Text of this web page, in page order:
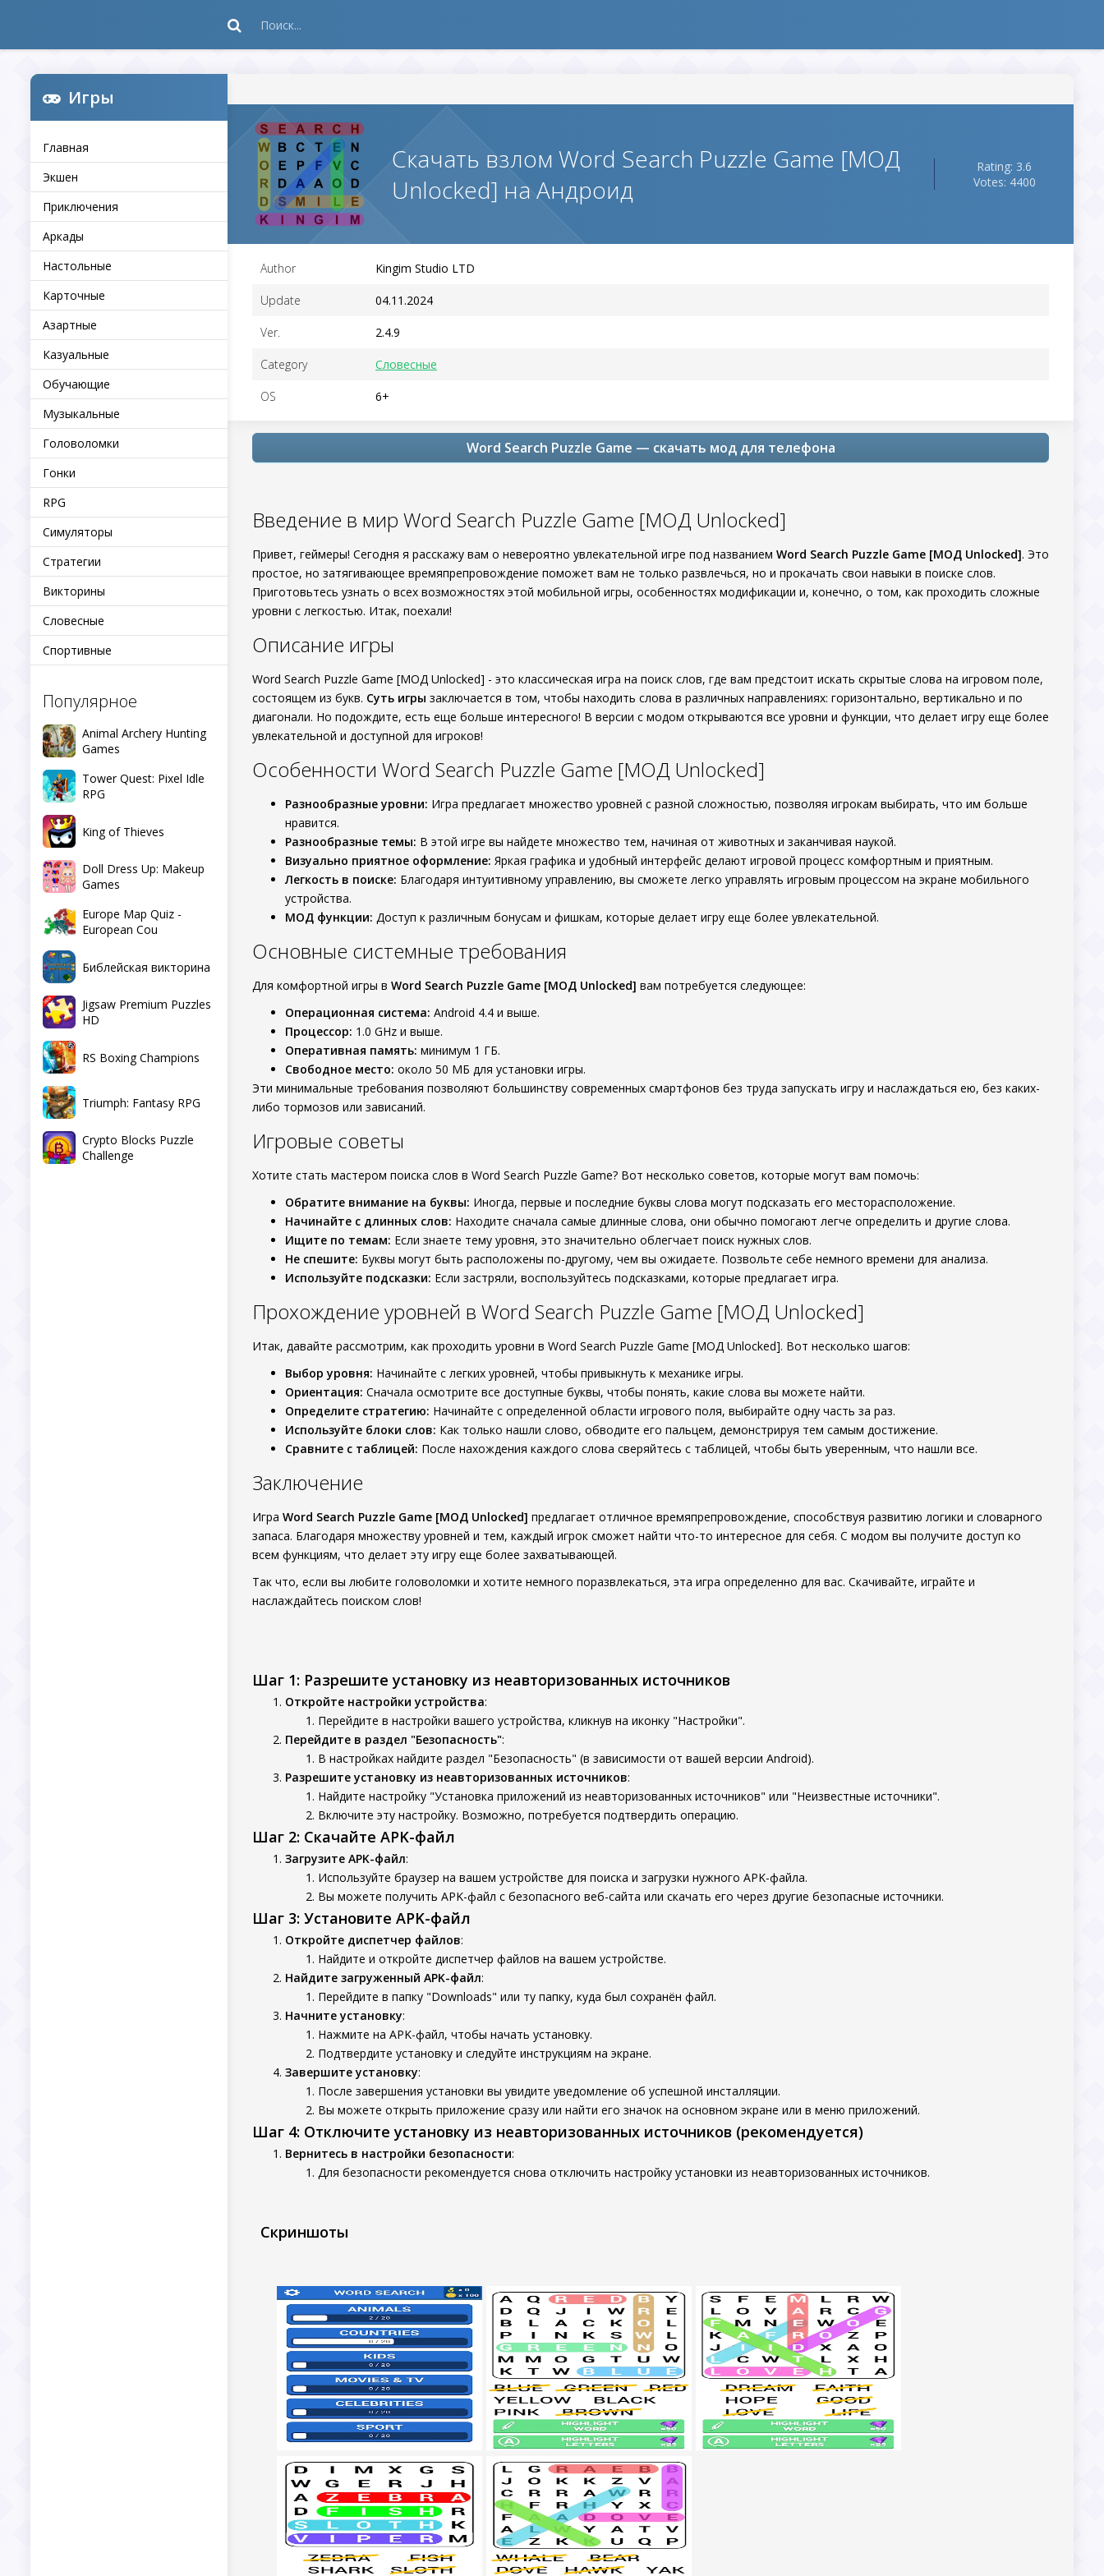
Игры
Главная
Экшен
Приключения
Аркады
Настольные
Карточные
Азартные
Казуальные
Обучающие
Музыкальные
Головоломки
Гонки
RPG
Симуляторы
Стратегии
Викторины
Словесные
Спортивные
Популярное
Animal Archery Hunting
Games
Tower Quest: Pixel Idle
RPG
King of Thieves
Doll Dress Up: Makeup
Games
Europe Map Quiz -
European Cou
Библейская викторина
Jigsaw Premium Puzzles
HD
RS Boxing Champions
Triumph: Fantasy RPG
Crypto Blocks Puzzle
Challenge
Скачать взлом Word Search Puzzle Game [МОД
Unlocked] на Андроид
Rating: 3.6
Votes: 4400
Author Kingim Studio LTD
Update 04.11.2024
Ver. 2.4.9
Category Словесные
OS 6+
Word Search Puzzle Game — скачать мод для телефона
Введение в мир Word Search Puzzle Game [МОД Unlocked]
Привет, геймеры! Сегодня я расскажу вам о невероятно увлекательной игре под названием Word Search Puzzle Game [МОД Unlocked]. Это
простое, но затягивающее времяпрепровождение поможет вам не только развлечься, но и прокачать свои навыки в поиске слов.
Приготовьтесь узнать о всех возможностях этой мобильной игры, особенностях модификации и, конечно, о том, как проходить сложные
уровни с легкостью. Итак, поехали!
Описание игры
Word Search Puzzle Game [МОД Unlocked] - это классическая игра на поиск слов, где вам предстоит искать скрытые слова на игровом поле,
состоящем из букв. Суть игры заключается в том, чтобы находить слова в различных направлениях: горизонтально, вертикально и по
диагонали. Но подождите, есть еще больше интересного! В версии с модом открываются все уровни и функции, что делает игру еще более
увлекательной и доступной для игроков!
Особенности Word Search Puzzle Game [МОД Unlocked]
Разнообразные уровни: Игра предлагает множество уровней с разной сложностью, позволяя игрокам выбирать, что им больше
нравится.
Разнообразные темы: В этой игре вы найдете множество тем, начиная от животных и заканчивая наукой.
Визуально приятное оформление: Яркая графика и удобный интерфейс делают игровой процесс комфортным и приятным.
Легкость в поиске: Благодаря интуитивному управлению, вы сможете легко управлять игровым процессом на экране мобильного
устройства.
МОД функции: Доступ к различным бонусам и фишкам, которые делает игру еще более увлекательной.
Основные системные требования
Для комфортной игры в Word Search Puzzle Game [МОД Unlocked] вам потребуется следующее:
Операционная система: Android 4.4 и выше.
Процессор: 1.0 GHz и выше.
Оперативная память: минимум 1 ГБ.
Свободное место: около 50 МБ для установки игры.
Эти минимальные требования позволяют большинству современных смартфонов без труда запускать игру и наслаждаться ею, без каких-
либо тормозов или зависаний.
Игровые советы
Хотите стать мастером поиска слов в Word Search Puzzle Game? Вот несколько советов, которые могут вам помочь:
Обратите внимание на буквы: Иногда, первые и последние буквы слова могут подсказать его месторасположение.
Начинайте с длинных слов: Находите сначала самые длинные слова, они обычно помогают легче определить и другие слова.
Ищите по темам: Если знаете тему уровня, это значительно облегчает поиск нужных слов.
Не спешите: Буквы могут быть расположены по-другому, чем вы ожидаете. Позвольте себе немного времени для анализа.
Используйте подсказки: Если застряли, воспользуйтесь подсказками, которые предлагает игра.
Прохождение уровней в Word Search Puzzle Game [МОД Unlocked]
Итак, давайте рассмотрим, как проходить уровни в Word Search Puzzle Game [МОД Unlocked]. Вот несколько шагов:
Выбор уровня: Начинайте с легких уровней, чтобы привыкнуть к механике игры.
Ориентация: Сначала осмотрите все доступные буквы, чтобы понять, какие слова вы можете найти.
Определите стратегию: Начинайте с определенной области игрового поля, выбирайте одну часть за раз.
Используйте блоки слов: Как только нашли слово, обводите его пальцем, демонстрируя тем самым достижение.
Сравните с таблицей: После нахождения каждого слова сверяйтесь с таблицей, чтобы быть уверенным, что нашли все.
Заключение
Игра Word Search Puzzle Game [МОД Unlocked] предлагает отличное времяпрепровождение, способствуя развитию логики и словарного
запаса. Благодаря множеству уровней и тем, каждый игрок сможет найти что-то интересное для себя. С модом вы получите доступ ко
всем функциям, что делает эту игру еще более захватывающей.
Так что, если вы любите головоломки и хотите немного поразвлекаться, эта игра определенно для вас. Скачивайте, играйте и
наслаждайтесь поиском слов!
Шаг 1: Разрешите установку из неавторизованных источников
Откройте настройки устройства:
Перейдите в настройки вашего устройства, кликнув на иконку "Настройки".
Перейдите в раздел "Безопасность":
В настройках найдите раздел "Безопасность" (в зависимости от вашей версии Android).
Разрешите установку из неавторизованных источников:
Найдите настройку "Установка приложений из неавторизованных источников" или "Неизвестные источники".
Включите эту настройку. Возможно, потребуется подтвердить операцию.
Шаг 2: Скачайте APK-файл
Загрузите APK-файл:
Используйте браузер на вашем устройстве для поиска и загрузки нужного APK-файла.
Вы можете получить APK-файл с безопасного веб-сайта или скачать его через другие безопасные источники.
Шаг 3: Установите APK-файл
Откройте диспетчер файлов:
Найдите и откройте диспетчер файлов на вашем устройстве.
Найдите загруженный APK-файл:
Перейдите в папку "Downloads" или ту папку, куда был сохранён файл.
Начните установку:
Нажмите на APK-файл, чтобы начать установку.
Подтвердите установку и следуйте инструкциям на экране.
Завершите установку:
После завершения установки вы увидите уведомление об успешной инсталляции.
Вы можете открыть приложение сразу или найти его значок на основном экране или в меню приложений.
Шаг 4: Отключите установку из неавторизованных источников (рекомендуется)
Вернитесь в настройки безопасности:
Для безопасности рекомендуется снова отключить настройку установки из неавторизованных источников.
Скриншоты